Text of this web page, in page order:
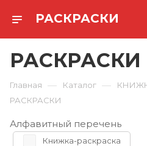
РАСКРАСКИ
РАСКРАСКИ
Главная — Каталог —
РАСКРАСКИ
Алфавитный перечень
Книжка-раскраска